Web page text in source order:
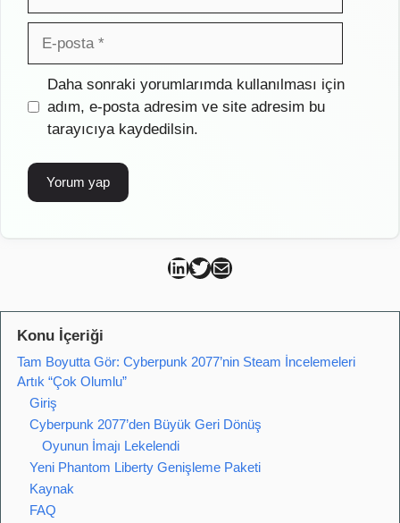
posta
İnternet
sitesi
Daha sonraki yorumlarımda kullanılması için
adım, e-posta adresim ve site adresim bu
tarayıcıya kaydedilsin.
Can Kütahya Linkedin
Can Kütahya Twitter
Can Kütahya Mail
Konu İçeriği
Tam Boyutta Gör: Cyberpunk 2077’nin Steam İncelemeleri
Artık “Çok Olumlu”
Giriş
Cyberpunk 2077’den Büyük Geri Dönüş
Oyunun İmajı Lekelendi
Yeni Phantom Liberty Genişleme Paketi
Kaynak
FAQ